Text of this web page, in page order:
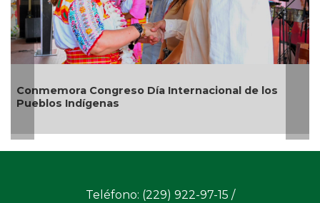
Congreso Día Internacional de los
Indígenas
Rosa
Teléfono: (229) 922-97-15 /